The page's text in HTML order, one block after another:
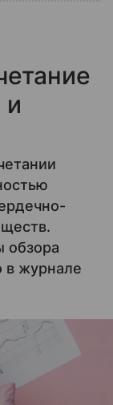
и
обзора
в журнале